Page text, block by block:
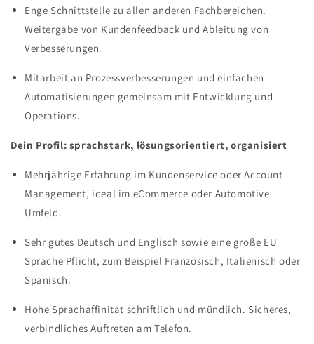
Enge Schnittstelle zu allen anderen Fachbereichen.
Weitergabe von Kundenfeedback und Ableitung von
Verbesserungen.
Mitarbeit an Prozessverbesserungen und einfachen
Automatisierungen gemeinsam mit Entwicklung und
Operations.
Dein Profil: sprachstark, lösungsorientiert, organisiert
Mehrjährige Erfahrung im Kundenservice oder Account
Management, ideal im eCommerce oder Automotive
Umfeld.
Sehr gutes Deutsch und Englisch sowie eine große EU
Sprache Pflicht, zum Beispiel Französisch, Italienisch oder
Spanisch.
Hohe Sprachaffinität schriftlich und mündlich. Sicheres,
verbindliches Auftreten am Telefon.